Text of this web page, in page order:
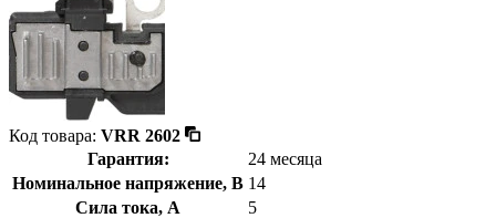
Код товара: VRR 2602
Гарантия:
24 месяца
Номинальное напряжение, В 14
Сила тока, А
5